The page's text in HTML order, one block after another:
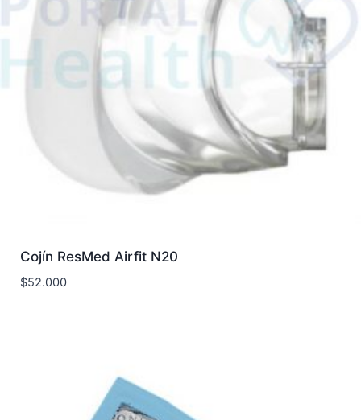
Cojín ResMed Airfit N20
$52.000